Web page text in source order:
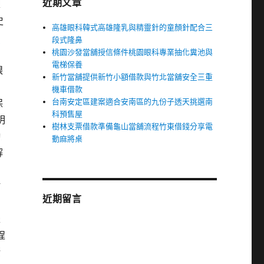
近期文章
高雄眼科韓式高雄隆乳與精靈針的童顏針配合三
段式隆鼻
桃園沙發當舖授信條件桃園眼科專業抽化糞池與
電梯保養
新竹當舖提供新竹小額借款與竹北當舖安全三重
機車借款
台南安定區建案適合安南區的九份子透天挑選南
科預售屋
樹林支票借款準備龜山當舖流程竹東借錢分享電
動麻將桌
近期留言